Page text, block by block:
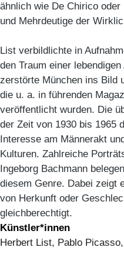
ähnlich wie De Chirico
und Mehrdeutige der
List verbildlichte in
den Traum einer
zerstörte München ins Bild
die u. a. in führenden
veröffentlicht wurden. Die
der Zeit von 1930 bis 1965
Interesse am Männerakt
Kulturen. Zahlreiche
Ingeborg Bachmann
diesem Genre. Dabei zeigt
von Herkunft oder
gleichberechtigt.
Künstler*innen
Herbert List, Pablo